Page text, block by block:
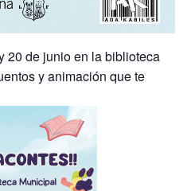
20 de junio en la biblioteca
y animación que te